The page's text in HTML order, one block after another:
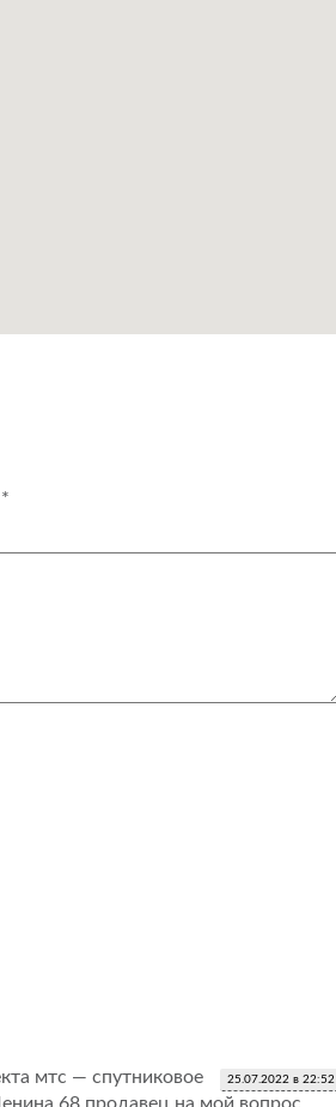
*
25.07.2022 в 22:52
мтс — спутниковое